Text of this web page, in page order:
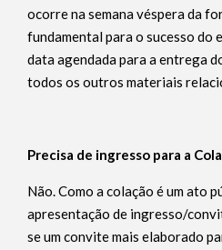
ocorre na semana véspera da
fundamental para o sucesso do
data agendada para a entrega
todos os outros materiais
Precisa de ingresso para a
Não. Como a colação é um ato
apresentação de ingresso/
se um convite mais elaborado